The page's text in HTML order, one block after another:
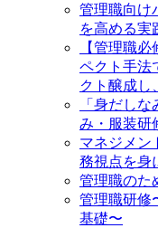
管理職向け
を高める実
【管理職
ペクト手法
クト醸成し
「身だし
み・服装研
マネジメン
務視点を身
管理職のた
管理職研修
基礎〜